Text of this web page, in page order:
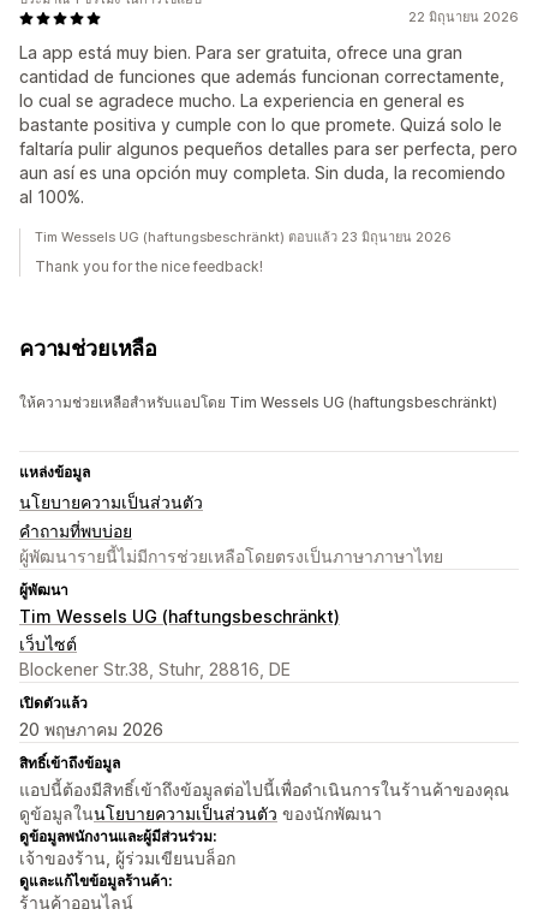
22 มิถุนายน 2026
La app está muy bien. Para ser gratuita, ofrece una gran
cantidad de funciones que además funcionan correctamente,
lo cual se agradece mucho. La experiencia en general es
bastante positiva y cumple con lo que promete. Quizá solo le
faltaría pulir algunos pequeños detalles para ser perfecta, pero
aun así es una opción muy completa. Sin duda, la recomiendo
al 100%.
Tim Wessels UG (haftungsbeschränkt) ตอบแล้ว 23 มิถุนายน 2026
Thank you for the nice feedback!
ความช่วยเหลือ
ให้ความช่วยเหลือสำหรับแอปโดย Tim Wessels UG (haftungsbeschränkt)
แหล่งข้อมูล
นโยบายความเป็นส่วนตัว
คำถามที่พบบ่อย
ผู้พัฒนารายนี้ไม่มีการช่วยเหลือโดยตรงเป็นภาษาภาษาไทย
ผู้พัฒนา
Tim Wessels UG (haftungsbeschränkt)
เว็บไซต์
Blockener Str.38, Stuhr, 28816, DE
เปิดตัวแล้ว
20 พฤษภาคม 2026
สิทธิ์เข้าถึงข้อมูล
แอปนี้ต้องมีสิทธิ์เข้าถึงข้อมูลต่อไปนี้เพื่อดำเนินการในร้านค้าของคุณ
ดูข้อมูลในนโยบายความเป็นส่วนตัว ของนักพัฒนา
ดูข้อมูลพนักงานและผู้มีส่วนร่วม:
เจ้าของร้าน, ผู้ร่วมเขียนบล็อก
ดูและแก้ไขข้อมูลร้านค้า:
ร้านค้าออนไลน์